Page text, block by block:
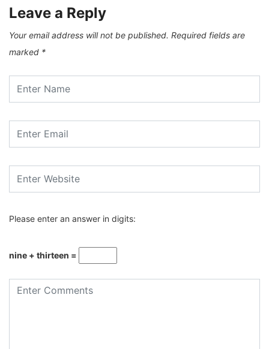
Leave a Reply
Your email address will not be published. Required fields are
marked *
Please enter an answer in digits:
nine + thirteen =